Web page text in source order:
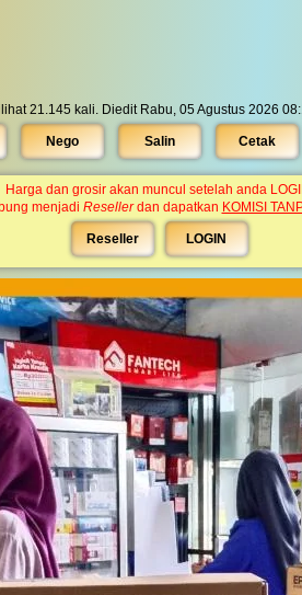
21.145 kali. Diedit Rabu, 05 Agustus 2026
Nego Salin Cetak
Harga dan grosir akan muncul setelah anda
menjadi Resellerdan dapatkan KOMISI
Reseller LOGIN